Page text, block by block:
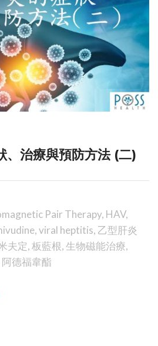
、治療與預防方法 (二)
Pair Therapy, HAV,
,viral heptitis, 乙型肝炎
夫定,板藍根, 生物磁能治療,
阿德福韋酯